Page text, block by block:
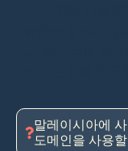
말레이시아에
도메인을 사용